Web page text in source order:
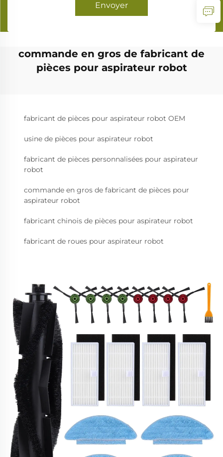
Envoyer
commande en gros de fabricant de
pièces pour aspirateur robot
fabricant de pièces pour aspirateur robot OEM
usine de pièces pour aspirateur robot
fabricant de pièces personnalisées pour aspirateur
robot
commande en gros de fabricant de pièces pour
aspirateur robot
fabricant chinois de pièces pour aspirateur robot
fabricant de roues pour aspirateur robot